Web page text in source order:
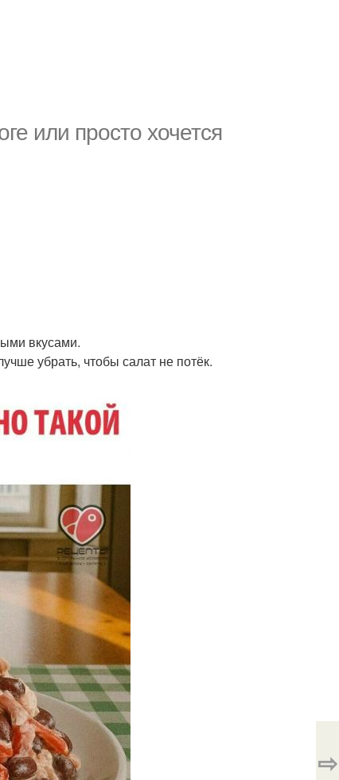
или просто хочется
вкусами.
убрать, чтобы салат не потёк.
⇨